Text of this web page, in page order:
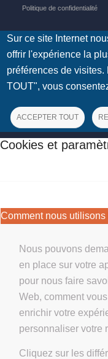
Politique de confidentialité
Sur ce site Internet
offrir l'expérience la
préférences de
TOUT", vous
ACCEPTER TOUT
Cookies et
Comment nous
Nous pouvons
en place sur votre
pour nous faire
Web, comment
enrichir votre
personnaliser votre
Cliquez sur les